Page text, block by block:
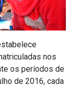
nos
os períodos de
de 2016, cada